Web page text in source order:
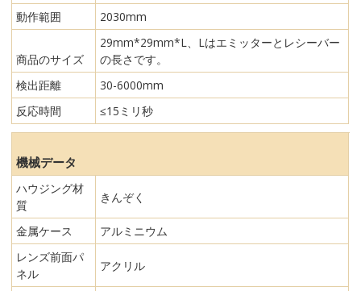
動作範囲
2030mm
商品のサイズ
29mm*29mm*L、Lはエミッターとレシーバー
の長さです。
検出距離
30-6000mm
反応時間
≤15ミリ秒
機械データ
ハウジング材
質
きんぞく
金属ケース
アルミニウム
レンズ前面パ
ネル
アクリル